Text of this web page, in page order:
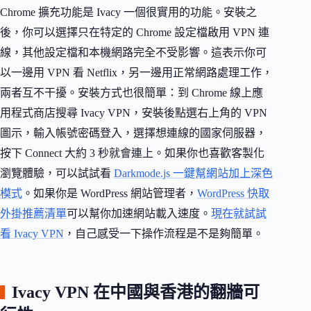
Chrome 擴充功能是 Ivacy 一個很實用的功能。安裝之
後，你可以選擇只在特定的 Chrome 設定檔啟用 VPN 連
線，其他設定檔和本機網路完全不受影響。這表示你可
以一邊用 VPN 看 Netflix，另一邊用正常網路處理工作，
兩者互不干擾。安裝方式也很簡單：到 Chrome 線上應
用程式商店搜尋 Ivacy VPN，安裝後點選右上角的 VPN
圖示，輸入帳號密碼登入，選擇想連線的國家伺服器，
按下 Connect 大約 3 秒就會連上。如果你也喜歡客製化
瀏覽體驗，可以試試看 Darkmode.js 一鍵幫網站加上深色
模式 。如果你是 WordPress 網站管理者， WordPress 快取
外掛推薦清單可以幫你加速網站載入速度。 現在就試試
看 Ivacy VPN ，自己感受一下操作流程是不是夠簡單。
Ivacy VPN 在中國與香港的翻牆可